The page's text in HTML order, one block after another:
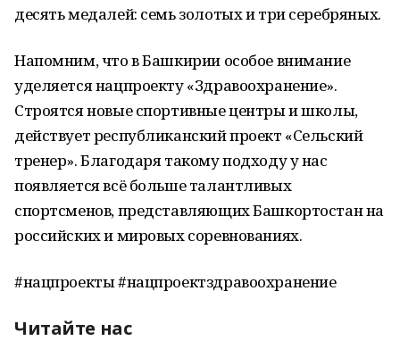
десять медалей: семь золотых и три серебряных.
Напомним, что в Башкирии особое внимание
уделяется нацпроекту «Здравоохранение».
Строятся новые спортивные центры и школы,
действует республиканский проект «Сельский
тренер». Благодаря такому подходу у нас
появляется всё больше талантливых
спортсменов, представляющих Башкортостан на
российских и мировых соревнованиях.
#нацпроекты #нацпроектздравоохранение
Читайте нас